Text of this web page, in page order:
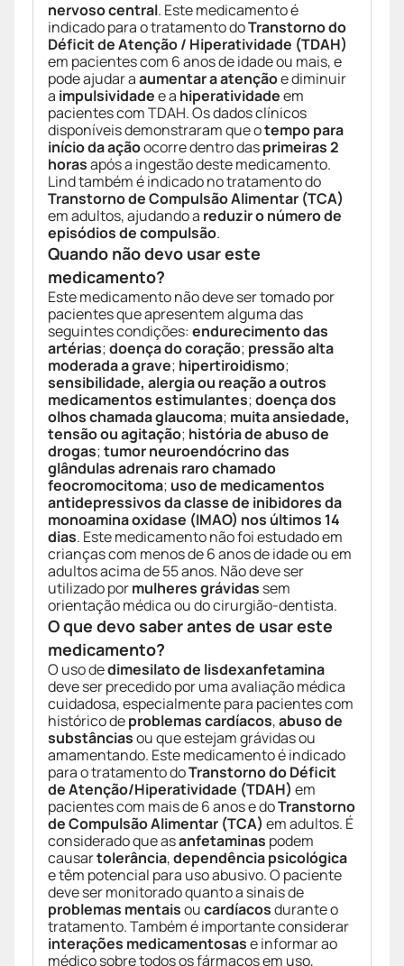
nervoso central. Este medicamento é
indicado para o tratamento doTranstorno do
Déficit de Atenção / Hiperatividade (TDAH)
em pacientes com 6 anos de idade ou mais, e
pode ajudar aaumentar a atençãoe diminuir
a impulsividadee a hiperatividadeem
pacientes com TDAH. Os dados clínicos
disponíveis demonstraram que otempo para
início da açãoocorre dentro dasprimeiras 2
horasapós a ingestão deste medicamento.
Lind também é indicado no tratamento do
Transtorno de Compulsão Alimentar (TCA)
em adultos, ajudando a reduzir o número de
episódios de compulsão.
Quando não devo usar este
medicamento?
Este medicamento não deve ser tomado por
pacientes que apresentem alguma das
seguintes condições:endurecimento das
artérias;doença do coração; pressão alta
moderada a grave; hipertiroidismo;
sensibilidade, alergia ou reação a outros
medicamentos estimulantes;doença dos
olhos chamada glaucoma; muita ansiedade,
tensão ou agitação; história de abuso de
drogas;tumor neuroendócrino das
glândulas adrenais raro chamado
feocromocitoma; uso de medicamentos
antidepressivos da classe de inibidores da
monoamina oxidase (IMAO) nos últimos 14
dias. Este medicamento não foi estudado em
crianças com menos de 6 anos de idade ou em
adultos acima de 55 anos. Não deve ser
utilizado pormulheres grávidas sem
orientação médica ou do cirurgião-dentista.
O que devo saber antes de usar este
medicamento?
O uso dedimesilato de lisdexanfetamina
deve ser precedido por uma avaliação médica
cuidadosa, especialmente para pacientes com
histórico deproblemas cardíacos,abuso de
substânciasou que estejam grávidas ou
amamentando. Este medicamento é indicado
para o tratamento doTranstorno do Déficit
de Atenção/Hiperatividade (TDAH) em
pacientes com mais de 6 anos e doTranstorno
de Compulsão Alimentar (TCA) em adultos. É
considerado que asanfetaminas podem
causartolerância,dependência psicológica
e têm potencial para uso abusivo. O paciente
deve ser monitorado quanto a sinais de
problemas mentaisoucardíacosdurante o
tratamento. Também é importante considerar
interações medicamentosase informar ao
médico sobre todos os fármacos em uso,